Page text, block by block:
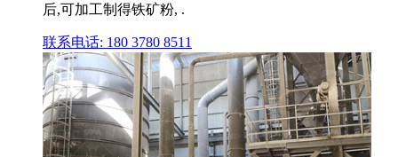
后,可加工制得铁矿粉, .
联系电话: 180 3780 8511